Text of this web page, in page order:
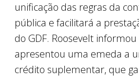
unificação das regras da
pública e facilitará a
do GDF. Roosevelt
apresentou uma emeda a
crédito suplementar, que